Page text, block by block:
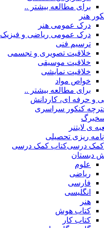
برای مطالعه بیشتر ..
هنر
درک عمومی هنر
درک عمومی ریاضی و فیزیک
ترسیم فنی
خلاقیت تصویری و تجسمی
خلاقیت موسیقی
خلاقیت نمایشی
خواص مواد
برای مطالعه بیشتر ..
و حرفه ای، کاردانش
کنکور سراسری
ی لایتنر
ریزی تحصیلی
کتاب کمک درسی
دبستان
علوم
ریاضی
فارسی
انگلیسی
هنر
کتاب هوش
کتاب کار